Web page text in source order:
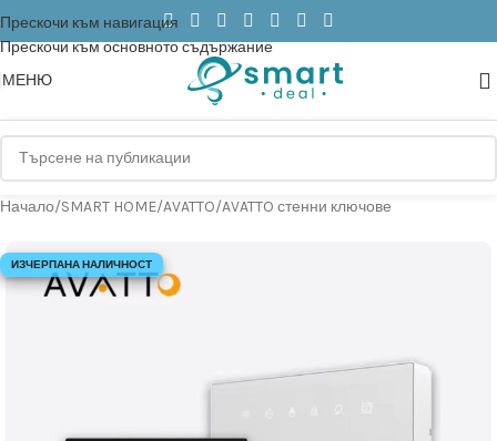
Прескочи към навигация
Прескочи към основното съдържание
МЕНЮ
Начало/SMART HOME/AVATTO/AVATTO стенни ключове
ИЗЧЕРПАНА НАЛИЧНОСТ